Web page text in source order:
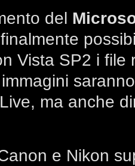
del
Vista SP2 i file
ma anche
e Nikon